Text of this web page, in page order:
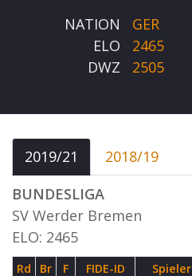
NATION
GER
ELO
2465
DWZ
2505
2019/21
2018/19
BUNDESLIGA
SV Werder Bremen
ELO: 2465
Rd Br F FIDE-ID Spieler